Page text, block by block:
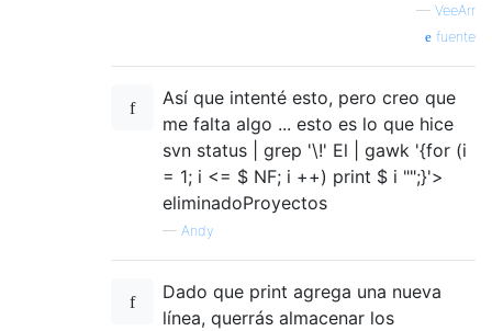
— VeeArr
fuente
Así que intenté esto, pero creo que
me falta algo ... esto es lo que hice
svn status | grep '\!' El | gawk '{for (i
= 1; i <= $ NF; i ++) print $ i "";}'>
eliminadoProyectos
— Andy
Dado que print agrega una nueva
línea, querrás almacenar los